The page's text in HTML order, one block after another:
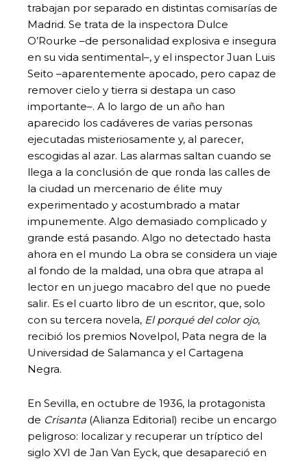
trabajan por separado en distintas comisarías de
Madrid. Se trata de la inspectora Dulce
O’Rourke –de personalidad explosiva e insegura
en su vida sentimental–, y el inspector Juan Luis
Seito –aparentemente apocado, pero capaz de
remover cielo y tierra si destapa un caso
importante–. A lo largo de un año han
aparecido los cadáveres de varias personas
ejecutadas misteriosamente y, al parecer,
escogidas al azar. Las alarmas saltan cuando se
llega a la conclusión de que ronda las calles de
la ciudad un mercenario de élite muy
experimentado y acostumbrado a matar
impunemente. Algo demasiado complicado y
grande está pasando. Algo no detectado hasta
ahora en el mundo La obra se considera un viaje
al fondo de la maldad, una obra que atrapa al
lector en un juego macabro del que no puede
salir. Es el cuarto libro de un escritor, que, solo
con su tercera novela, El porqué del color ojo,
recibió los premios Novelpol, Pata negra de la
Universidad de Salamanca y el Cartagena
Negra.
En Sevilla, en octubre de 1936, la protagonista
de Crisanta (Alianza Editorial) recibe un encargo
peligroso: localizar y recuperar un tríptico del
siglo XVI de Jan Van Eyck, que desapareció en